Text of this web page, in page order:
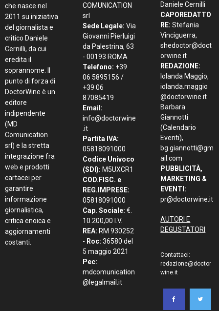
che nasce nel
2011 su iniziativa
del giornalista e
critico Daniele
Cernilli, da cui
eredita il
soprannome. Il
punto di forza di
DoctorWine è un
editore
indipendente
(MD
Comunication
srl) e la stretta
integrazione fra
web e prodotti
cartacei per
garantire
informazione
giornalistica,
critica enoica e
aggiornamenti
costanti.
COMUNICATION
srl
Sede Legale: Via
Giovanni Pierluigi
da Palestrina, 63
- 00193 ROMA
Telefono: +39
06 5895156 /
+39 06
87085419
Email:
info@doctorwine
.it
Partita IVA:
05818091000
Codice Univoco
(SDI): M5UXCR1
COD.FISC. e
REG.IMPRESE:
05818091000
Cap. Sociale: €.
10.200,00 I.V.
REA: RM 930252
- Roc: 36580 del
5 maggio 2021
Pec:
mdcomunication
@legalmail.it
Daniele Cernilli
CAPOREDATTO
RE: Stefania
Vinciguerra,
shedoctor@doct
orwine.it
REDAZIONE:
Iolanda Maggio,
iolanda.maggio
@doctorwine.it
Barbara
Giannotti
(Calendario
Eventi),
bg.giannotti@gm
ail.com
PUBBLICITÀ,
MARKETING &
EVENTI:
pr@doctorwine.it
AUTORI E
DEGUSTATORI
Contattaci:
redazione@doctor
wine.it